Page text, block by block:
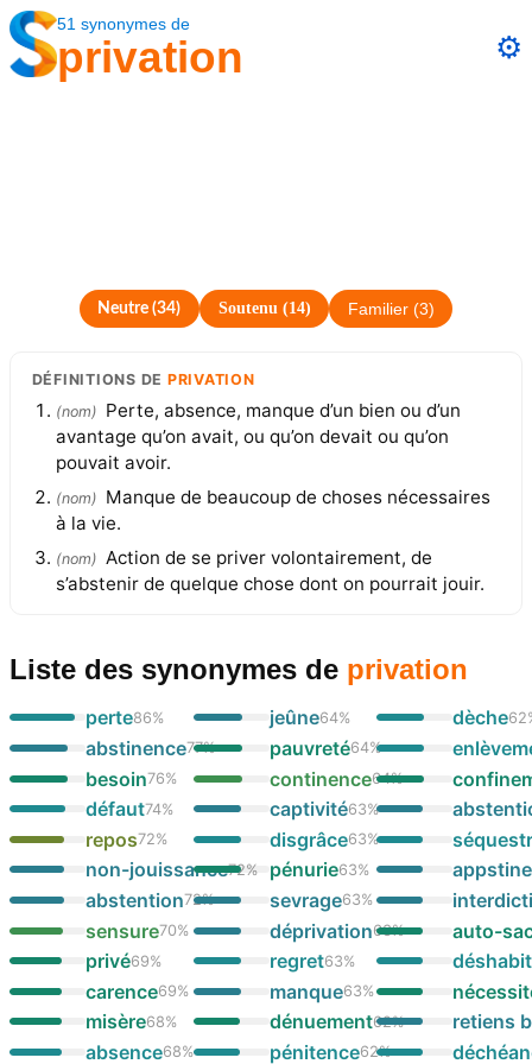
51 synonymes de
privation ⚙️
Neutre (34) Soutenu(14) Familier(3)
DÉFINITIONS DE PRIVATION
(nom) Perte, absence, manque d’un bien ou d’un
avantage qu’on avait, ou qu’on devait ou qu’on
pouvait avoir.
(nom) Manque de beaucoup de choses nécessaires
à la vie.
(nom) Action de se priver volontairement, de
s’abstenir de quelque chose dont on pourrait jouir.
Liste des synonymes de privation
perte86%
abstinence77%
besoin76%
défaut74%
repos72%
non-jouissance72%
abstention72%
sensure70%
privé69%
carence69%
misère68%
absence68%
jeûne64%
pauvreté64%
continence64%
captivité63%
disgrâce63%
pénurie63%
sevrage63%
déprivation63%
regret63%
manque63%
dénuement62%
pénitence62%
dèche62
auto-
retiens